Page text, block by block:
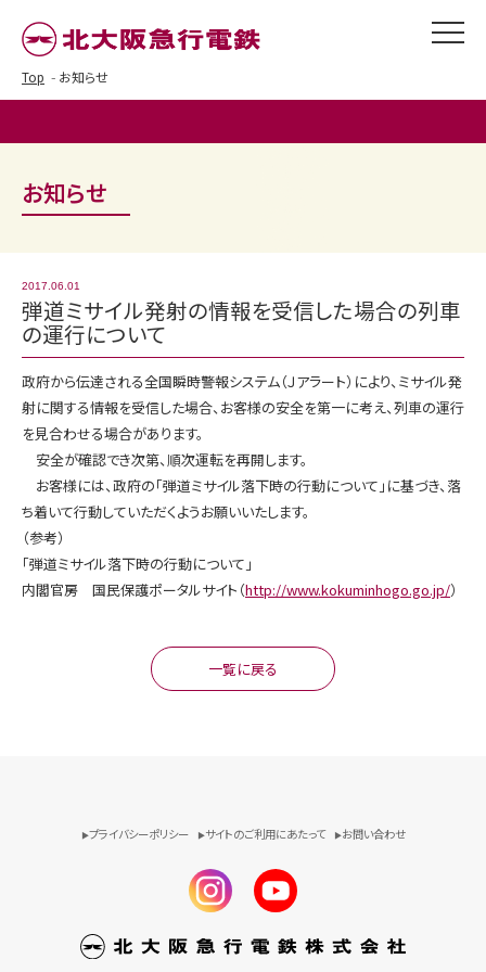
Top お知らせ
お知らせ
2017.06.01
弾道ミサイル発射の情報を受信した場合の列車
の運行について
政府から伝達される全国瞬時警報システム（Ｊアラート）により、ミサイル発
射に関する情報を受信した場合、お客様の安全を第一に考え、列車の運行
を見合わせる場合があります。
安全が確認でき次第、順次運転を再開します。
お客様には、政府の「弾道ミサイル落下時の行動について」に基づき、落
ち着いて行動していただくようお願いいたします。
（参考）
「弾道ミサイル落下時の行動について」
内閣官房 国民保護ポータルサイト（http://www.kokuminhogo.go.jp/）
一覧に戻る
プライバシーポリシー サイトのご利用にあたって お問い合わせ